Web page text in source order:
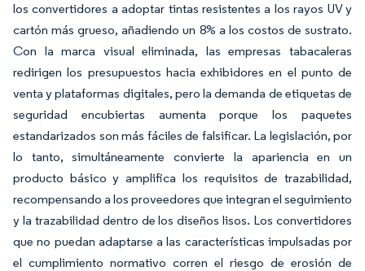
los convertidores a adoptar tintas resistentes a los rayos UV y
cartón más grueso, añadiendo un 8% a los costos de sustrato.
Con la marca visual eliminada, las empresas tabacaleras
redirigen los presupuestos hacia exhibidores en el punto de
venta y plataformas digitales, pero la demanda de etiquetas de
seguridad encubiertas aumenta porque los paquetes
estandarizados son más fáciles de falsificar. La legislación, por
lo tanto, simultáneamente convierte la apariencia en un
producto básico y amplifica los requisitos de trazabilidad,
recompensando a los proveedores que integran el seguimiento
y la trazabilidad dentro de los diseños lisos. Los convertidores
que no puedan adaptarse a las características impulsadas por
el cumplimiento normativo corren el riesgo de erosión de